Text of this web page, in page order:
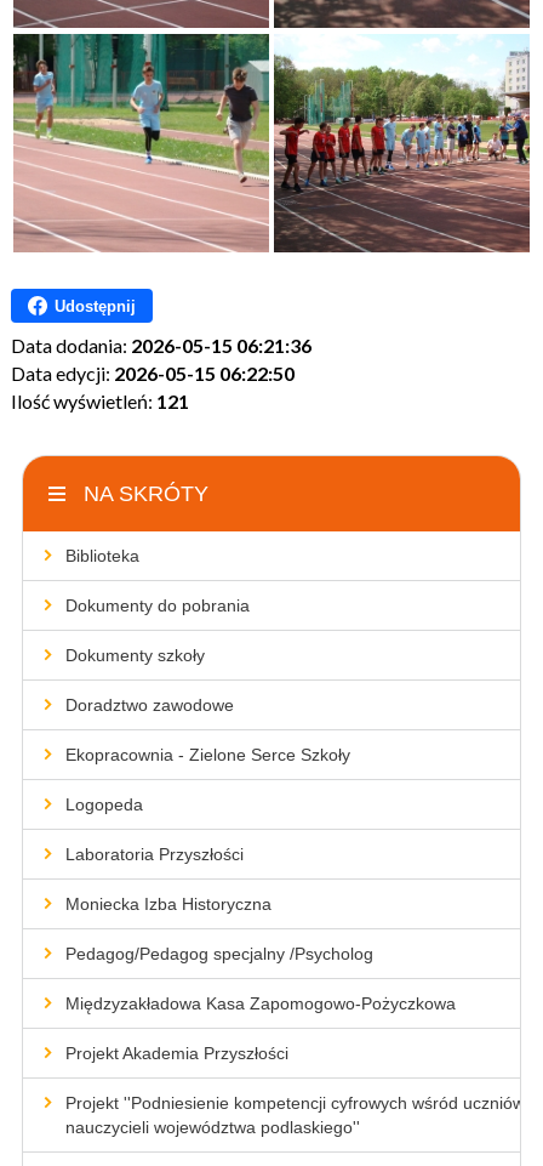
Udostępnij
Data dodania: 2026-05-15 06:21:36
Data edycji: 2026-05-15 06:22:50
Ilość wyświetleń: 121
NA SKRÓTY
Biblioteka
Dokumenty do pobrania
Dokumenty szkoły
Doradztwo zawodowe
Ekopracownia - Zielone Serce Szkoły
Logopeda
Laboratoria Przyszłości
Moniecka Izba Historyczna
Pedagog/Pedagog specjalny /Psycholog
Międzyzakładowa Kasa Zapomogowo-Pożyczkowa
Projekt Akademia Przyszłości
Projekt ''Podniesienie kompetencji cyfrowych wśród uczniów i
nauczycieli województwa podlaskiego''